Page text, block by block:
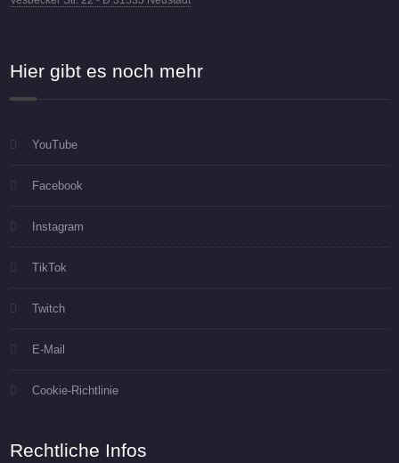
Hier gibt es noch mehr
YouTube
Facebook
Instagram
TikTok
Twitch
E-Mail
Cookie-Richtlinie
Rechtliche Infos